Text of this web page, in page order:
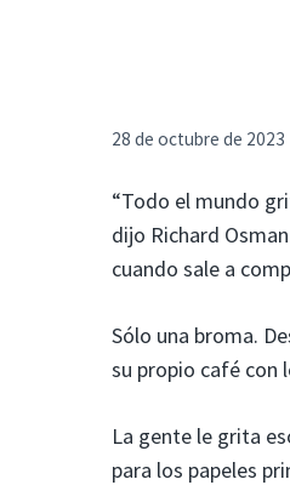
28 de octubre de 2023
“Todo el mundo
dijo Richard
cuando sale a
Sólo una broma.
su propio café con
La gente le grita
para los papeles